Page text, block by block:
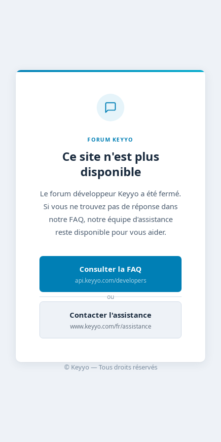
FORUM KEYYO
Ce site n'est plus
disponible
Le forum développeur Keyyo a été fermé.
Si vous ne trouvez pas de réponse dans
notre FAQ, notre équipe d'assistance
reste disponible pour vous aider.
Consulter la FAQ
api.keyyo.com/developers
ou
Contacter l'assistance
www.keyyo.com/fr/assistance
© Keyyo — Tous droits réservés